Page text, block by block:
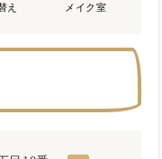
え メイク室